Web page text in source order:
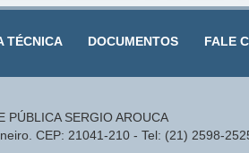
TÉCNICA DOCUMENTOS FALE
PÚBLICA SERGIO AROUCA
CEP: 21041-210 - Tel: (21) 2598-